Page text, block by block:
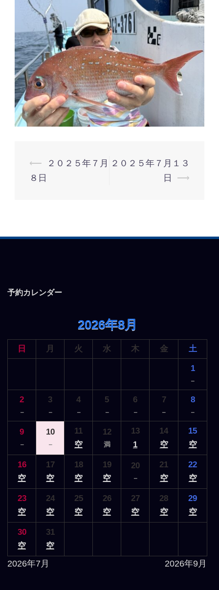
投
稿
ー
⟵
２０２５年７月
８日
２０２５年７月１３
日
⟶
予約カレンダー
2026年8月
日 月 火 水 木 金 土
1
－
2
－
3
－
4
－
5
－
6
－
7
－
8
－
9
－
10
－
11
空
12
満
13
1
14
空
15
空
16
空
17
空
18
空
19
空
20
－
21
空
22
空
23
空
24
空
25
空
26
空
27
空
28
空
29
空
30
空
31
空
2026年7月 2026年9月